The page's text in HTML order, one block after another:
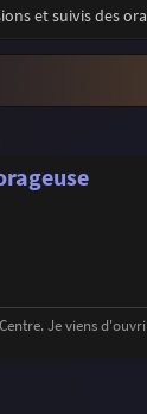
et suivis des
Je viens